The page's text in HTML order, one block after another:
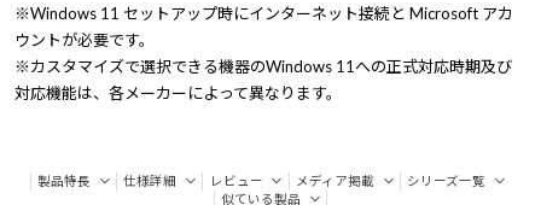
※Windows 11 セットアップ時にインターネット接続と Microsoft アカ
ウントが必要です。
※カスタマイズで選択できる機器のWindows 11への正式対応時期及び
対応機能は、各メーカーによって異なります。
製品特長 仕様詳細 レビュー メディア掲載
シリーズ一覧
似ている製品